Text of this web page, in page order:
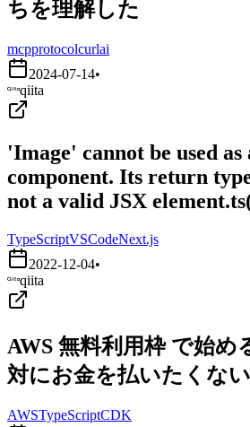
ちを理解した
mcpprotocolcurlai
2024-07-14•
qiita
'Image' cannot be used as
component. Its return
not a valid JSX
TypeScriptVSCodeNext.js
2022-12-04•
qiita
AWS 無料利用枠 で始め
対にお金を払いたくない
AWSTypeScriptCDK